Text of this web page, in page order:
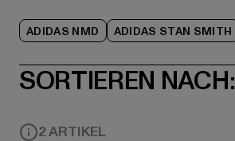
ADIDAS NMD ADIDAS STAN SMITH
SORTIEREN NACH:
2 ARTIKEL